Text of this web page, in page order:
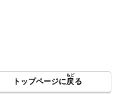
トップページに戻る